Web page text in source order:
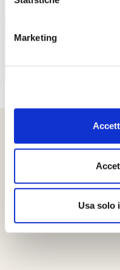
Marketing
Usa solo